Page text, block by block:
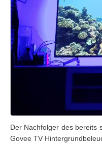
Der Nachfolger des bereits
Govee TV